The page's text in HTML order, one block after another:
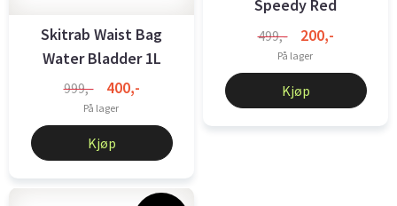
Skitrab Waist Bag
Water Bladder 1L
999,- 400,-
På lager
Kjøp
Speedy Red
499,- 200,-
På lager
Kjøp